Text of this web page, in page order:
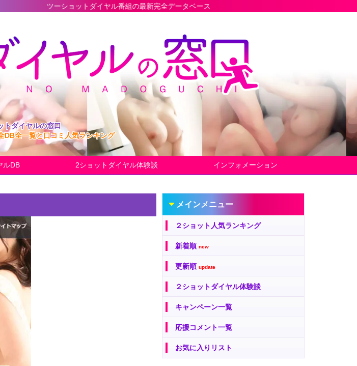
ショットダイヤル番組の最新完全データベース
トダイヤルの窓口
DB全一覧と口コミ人気ランキング
ルDB 2ショットダイヤル体験談 インフォメーション
メインメニュー
２ショット人気ランキング
新着順 new
更新順 update
２ショットダイヤル体験談
キャンペーン一覧
応援コメント一覧
お気に入りリスト